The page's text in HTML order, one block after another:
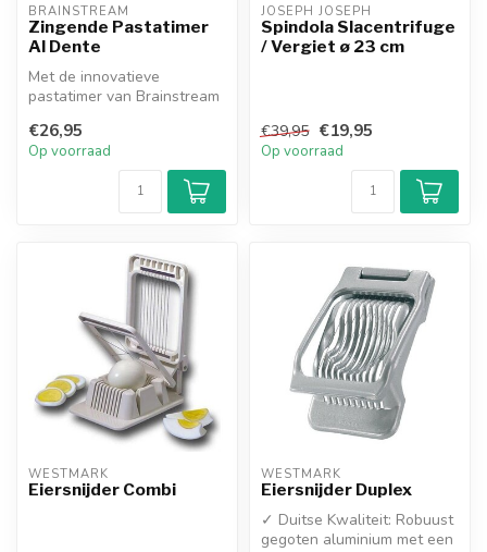
BRAINSTREAM
Zingende Pastatimer
Al Dente
Met de innovatieve
pastatimer van Brainstream
een waar...
€26,95
Op voorraad
JOSEPH JOSEPH
Spindola Slacentrifuge
/ Vergiet ø 23 cm
€39,95 €19,95
Op voorraad
WESTMARK
Eiersnijder Combi
WESTMARK
Eiersnijder Duplex
✓ Duitse Kwaliteit: Robuust
gegoten aluminium met een